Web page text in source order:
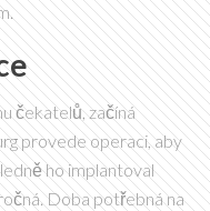
čekatelů, začíná
provede operaci, aby
ho implantoval
Doba potřebná na